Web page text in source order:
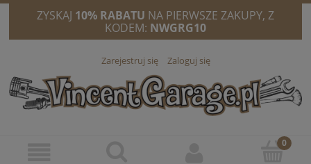
ZYSKAJ 10% RABATU NA PIERWSZE ZAKUPY, Z
KODEM: NWGRG10
Zarejestruj się Zaloguj się